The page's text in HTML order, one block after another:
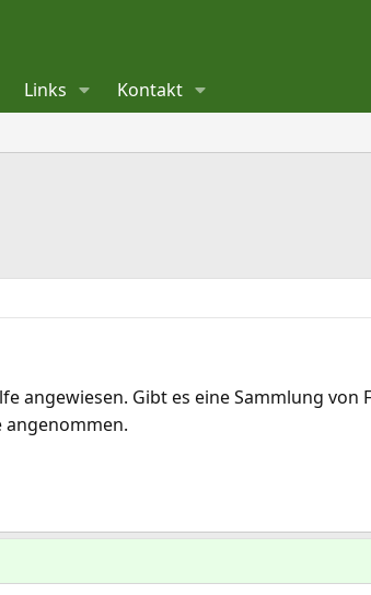
Links Kontakt
angewiesen. Gibt es eine Sammlung von